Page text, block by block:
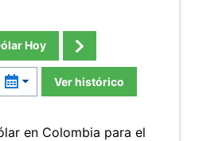
Hoy
Ver histórico
en Colombia para el